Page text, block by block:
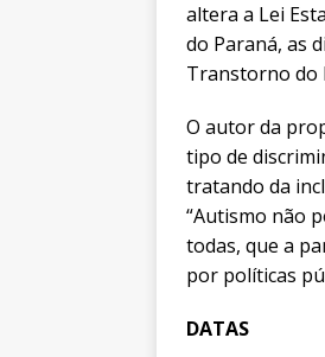
altera a Lei
do Paraná, as
Transtorno do
O autor da
tipo de
tratando da
“Autismo não
todas, que a
por políticas
DATAS